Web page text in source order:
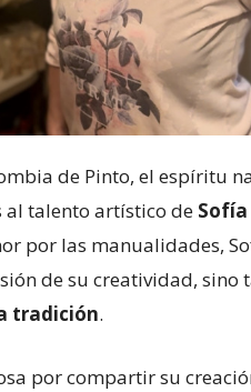
de Pinto, el espíritu
al talento artístico de
por las manualidades,
de su creatividad, sino
tradición.
por compartir su